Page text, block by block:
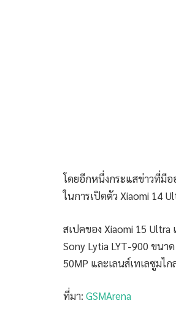
โดยอีกหนึ่งกระแสข่าวที่มีอ
ในการเปิดตัว Xiaomi 14
สเปคของ Xiaomi 15
Sony Lytia LYT-900 ขนาด
50MP และเลนส์เทเลซูมไ
ที่มา: GSMArena